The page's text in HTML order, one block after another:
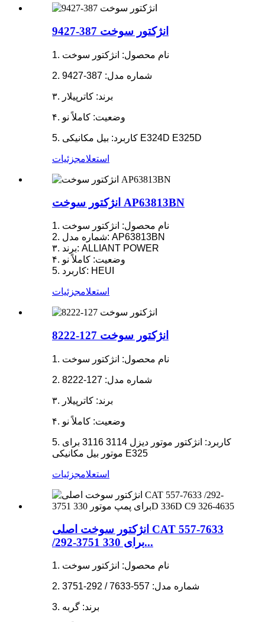
انژکتور سوخت 387-9427
1. نام محصول: انژکتور سوخت
2. شماره مدل: 387-9427
۳. برند: کاترپیلار
۴. وضعیت: کاملاً نو
5. کاربرد: بیل مکانیکی E324D E325D
استعلامجزئیات
انژکتور سوخت AP63813BN
1. نام محصول: انژکتور سوخت
2. شماره مدل: AP63813BN
۳. برند: ALLIANT POWER
۴. وضعیت: کاملاً نو
5. کاربرد: HEUI
استعلامجزئیات
انژکتور سوخت 127-8222
1. نام محصول: انژکتور سوخت
2. شماره مدل: 127-8222
۳. برند: کاترپیلار
۴. وضعیت: کاملاً نو
5. کاربرد: انژکتور موتور دیزل 3114 3116 برای
موتور بیل مکانیکی E325
استعلامجزئیات
انژکتور سوخت اصلی CAT 557-7633
/292-3751 برای 330...
1. نام محصول: انژکتور سوخت
2. شماره مدل: 557-7633 / 292-3751
3. برند: گربه